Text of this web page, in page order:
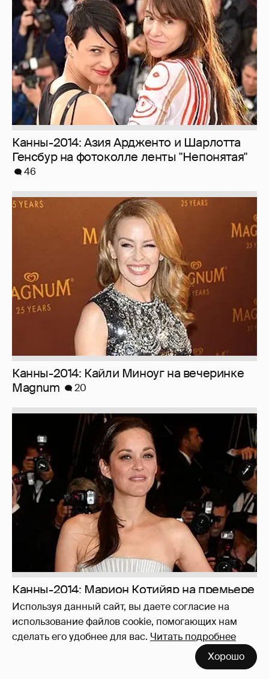
Используя данный сайт, вы даете согласие на
использование файлов cookie, помогающих нам
сделать его удобнее для вас. Читать подробнее
Хорошо
Канны-2014: Азия Ардженто и Шарлотта
Генсбур на фотоколле ленты "Непонятая"
46
Канны-2014: Кайли Миноуг на вечеринке
Magnum
20
Канны-2014: Марион Котийяр на премьере
"Мужчины, которого слишком сильно
любили"
18